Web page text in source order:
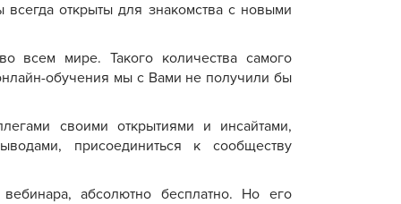
открыты для знакомства с новыми
всем мире. Такого количества самого
обучения мы с Вами не получили бы
своими открытиями и инсайтами,
присоединиться к сообществу
абсолютно бесплатно. Но его